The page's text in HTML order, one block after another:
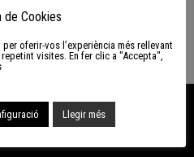
una gran trobada!
de Cookies
oferir-vos l’experiència més rellevant
visites. En fer clic a "Accepta",
Llegir més